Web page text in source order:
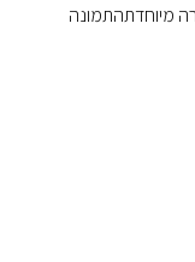
מיוחדתהתמונה